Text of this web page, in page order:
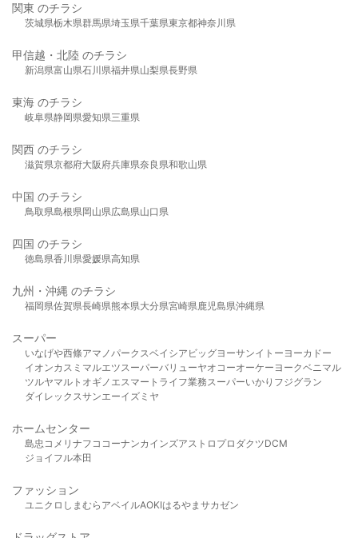
関東 のチラシ
茨城県栃木県群馬県埼玉県千葉県東京都神奈川県
甲信越・北陸 のチラシ
新潟県富山県石川県福井県山梨県長野県
東海 のチラシ
岐阜県静岡県愛知県三重県
関西 のチラシ
滋賀県京都府大阪府兵庫県奈良県和歌山県
中国 のチラシ
鳥取県島根県岡山県広島県山口県
四国 のチラシ
徳島県香川県愛媛県高知県
九州・沖縄 のチラシ
福岡県佐賀県長崎県熊本県大分県宮崎県鹿児島県沖縄県
スーパー
いなげや西條アマノパークスベイシア ビッグヨーサンイトーヨーカドー
イオンカスミ マルエツスーパーバリューヤオコーオーケー ヨークベニマル
ツルヤマルト オギノ エスマート ライフ業務スーパーいかり フジグラン
ダイレックスサンエーイズミヤ
ホームセンター
島忠 コメリ ナフコ コーナンカインズアストロプロダクツDCM
ジョイフル本田
ファッション
ユニクロ しまむら アベイルAOKIはるやま サカゼン